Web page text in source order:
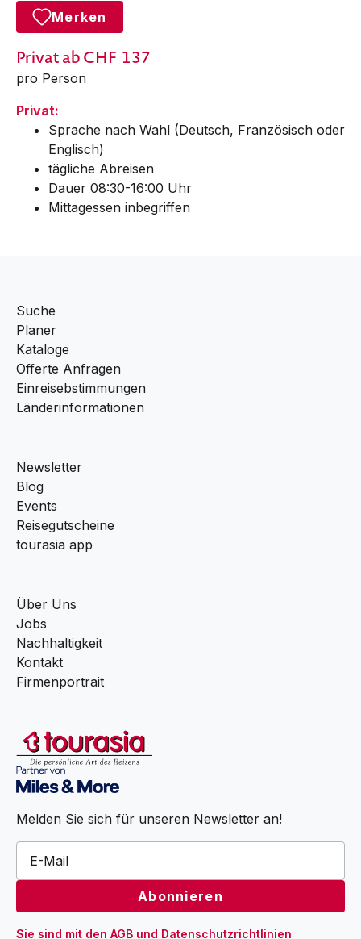
Merken
Privatab CHF 137
pro Person
Privat:
Sprache nach Wahl (Deutsch, Französisch oder
Englisch)
tägliche Abreisen
Dauer 08:30-16:00 Uhr
Mittagessen inbegriffen
Suche
Planer
Kataloge
Offerte Anfragen
Einreisebstimmungen
Länderinformationen
Newsletter
Blog
Events
Reisegutscheine
tourasia app
Über Uns
Jobs
Nachhaltigkeit
Kontakt
Firmenportrait
Melden Sie sich für unseren Newsletter an!
Sie sind mit den AGB und Datenschutzrichtlinien